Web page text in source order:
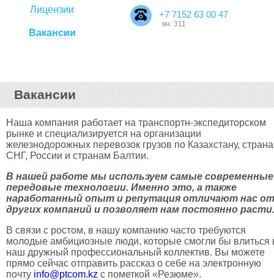
Лицензии
Вакансии
+7 7152 63 00 47
вн. 311
Вакансии
Наша компания работает на транспортн-экспедиторском
рынке и специализируется на организации
железнодорожных перевозок грузов по Казахстану,
СНГ, России и странам Балтии.
В нашей работе мы используем самые
передовые технологии. Именно это, а также
наработанный опыт и репутация отличают нас от
других компаний и позволяет нам постоянно расти.
В связи с ростом, в нашу компанию часто требуются
молодые амбициозные люди, которые смогли бы влиться
наш дружный профессиональный коллектив. Вы можете
прямо сейчас отправить рассказ о себе на электронную
почту info@ptcom.kz с пометкой «Резюме».